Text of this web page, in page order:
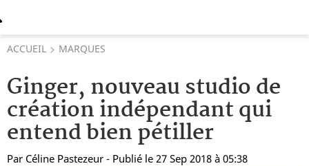
ACCUEIL MARQUES
Ginger, nouveau studio de
création indépendant qui
entend bien pétiller
Par Céline Pastezeur - Publié le 27 Sep 2018 à 05:38